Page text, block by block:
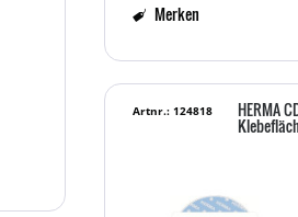
Merken
HERMA
Artnr.: 124818